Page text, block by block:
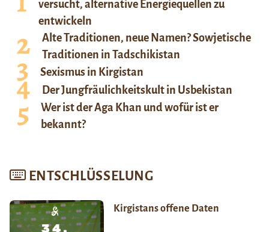
versucht, alternative Energiequellen zu
entwickeln
Alte Traditionen, neue Namen? Sowjetische
Traditionen in Tadschikistan
Sexismus in Kirgistan
Der Jungfräulichkeitskult in Usbekistan
Wer ist der Aga Khan und wofür ist er
bekannt?
ENTSCHLÜSSELUNG
Kirgistans offene Daten